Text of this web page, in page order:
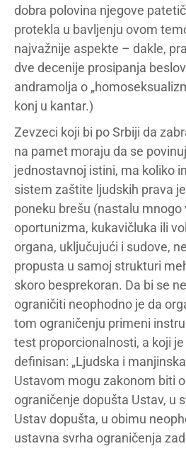
dobra polovina njegove
protekla u bavljenju ovom
najvažnije aspekte – dakle,
dve decenije prosipanja
andramolja o
konj u kantar.)
Zevzeci koji bi po Srbiji da
na pamet moraju da se
jednostavnoj istini, ma koliko
sistem zaštite ljudskih prava
poneku brešu (nastalu mnogo
oportunizma, kukavičluka ili
organa, uključujući i sudove,
propusta u samoj strukturi
skoro besprekoran. Da bi se
ograničiti neophodno je da
tom ograničenju primeni
test proporcionalnosti, a koji je
definisan: „Ljudska i
Ustavom mogu zakonom biti
ograničenje dopušta Ustav, u
Ustav dopušta, u obimu
ustavna svrha ograničenja